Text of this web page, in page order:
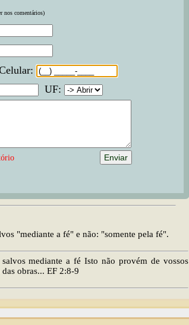
nos comentários)
UF:
"mediante a fé" e não: "somente pela fé".
mediante a fé Isto não provém de vossos
obras... EF 2:8-9